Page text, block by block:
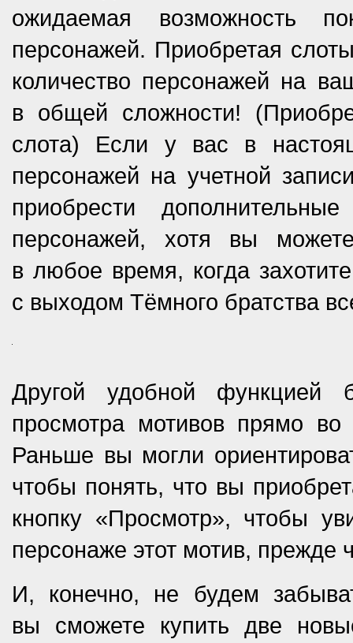
ожидаемая возможность
персонажей. Приобретая
количество персонажей на
в общей сложности!
слота) Если у вас в
персонажей на учетной
приобрести
персонажей, хотя вы
в любое время, когда
c выходом Тёмного братства
Другой удобной функцией
просмотра мотивов прямо во
Раньше вы могли
чтобы понять, что вы
кнопку «Просмотр», чтобы
персонаже этот мотив, прежде
И, конечно, не будем
вы сможете купить две